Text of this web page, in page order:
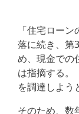
「住宅ロー
落に続き、第
め、現金での
は指摘する。
を調達しよう
そのため、数